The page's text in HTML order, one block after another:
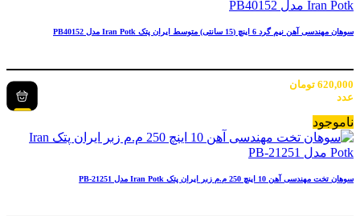
سوهان مهندسی آهن نیم گرد 6 اینچ (15 سانتی) متوسط ایران پتک Iran Potk مدل PB40152
620,000 تومان
عدد
ناموجود
سوهان تخت مهندسی آهن 10 اینچ 250 م.م زبر ایران پتک Iran Potk مدل PB-21251